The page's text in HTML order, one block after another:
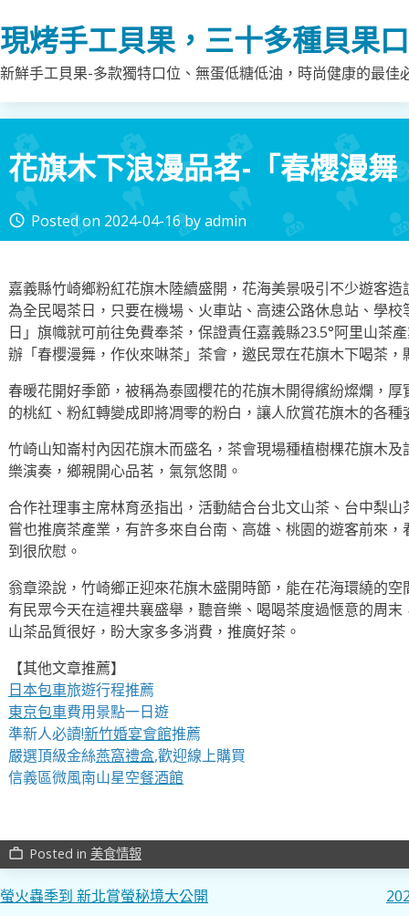
to
content
現烤手工貝果，三十多種貝果
新鮮手工貝果-多款獨特口位、無蛋低糖低油，時尚健康的最
花旗木下浪漫品茗-「春櫻漫
access_time Posted on 2024-04-16byadmin
嘉義縣竹崎鄉粉紅花旗木陸續盛開，花海美景吸引不少遊客
為全民喝茶日，只要在機場、火車站、高速公路休息站、學
日」旗幟就可前往免費奉茶，保證責任嘉義縣23.5°阿里山茶
辦「春櫻漫舞，作伙來啉茶」茶會，邀民眾在花旗木下喝茶
春暖花開好季節，被稱為泰國櫻花的花旗木開得繽紛燦爛，
的桃紅、粉紅轉變成即將凋零的粉白，讓人欣賞花旗木的各種
竹崎山知崙村內因花旗木而盛名，茶會現場種植樹棵花旗木
樂演奏，鄉親開心品茗，氣氛悠閒。
合作社理事主席林育丞指出，活動結合台北文山茶、台中梨
嘗也推廣茶產業，有許多來自台南、高雄、桃園的遊客前來
到很欣慰。
翁章梁說，竹崎鄉正迎來花旗木盛開時節，能在花海環繞的
有民眾今天在這裡共襄盛舉，聽音樂、喝喝茶度過愜意的周
山茶品質很好，盼大家多多消費，推廣好茶。
【其他文章推薦】
日本包車旅遊行程推薦
東京包車費用景點一日遊
準新人必讀!新竹婚宴會館推薦
嚴選頂級金絲燕窩禮盒,歡迎線上購買
信義區微風南山星空餐酒館
work_outline Posted in 美食情報
文
螢火蟲季到 新北賞螢秘境大公開